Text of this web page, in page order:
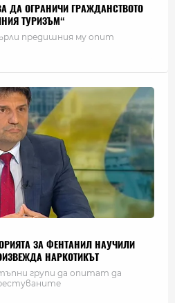
ДА ОГРАНИЧИ ГРАЖДАНСТВОТО
ТУРИЗЪМ“
предишния му опит
ЗА ФЕНТАНИЛ НАУЧИЛИ
НАРКОТИКЪТ
групи да опитат да